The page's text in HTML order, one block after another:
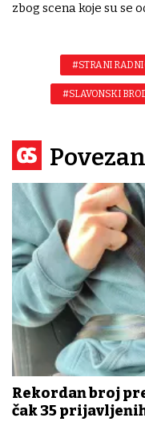
zbog scena koje su se
#STRANI
#SLAVONSKI
Rekordan broj
čak 35